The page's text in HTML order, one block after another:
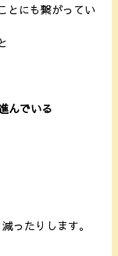
とにも繋がってい
んでいる
ったりします。